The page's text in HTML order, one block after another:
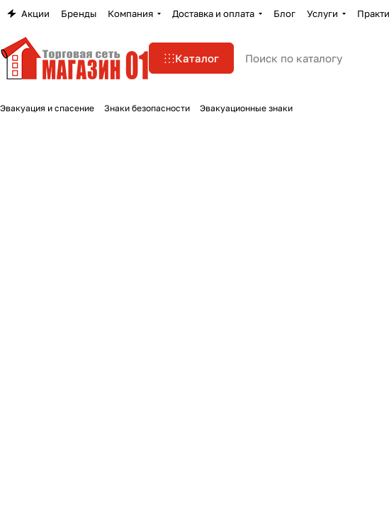
Акции Бренды Компания Доставка и оплата Блог Услуги
Каталог
Эвакуация и спасение Знаки безопасности Эвакуационные знаки